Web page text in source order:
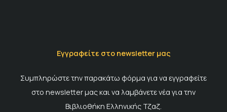
Εγγραφείτε στο newsletter μας
Συμπληρώστε την παρακάτω φόρμα για να εγγραφείτε
στο newsletter μας και να λαμβάνετε νέα για την
Βιβλιοθήκη Ελληνικής Τζαζ.